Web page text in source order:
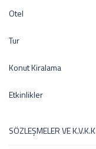
Otel
Tur
Konut Kiralama
Etkinlikler
SÖZLEŞMELER VE K.V.K.K